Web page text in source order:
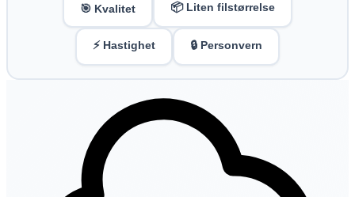
🎯 Kvalitet 📦 Liten filstørrelse
⚡ Hastighet 🔒 Personvern